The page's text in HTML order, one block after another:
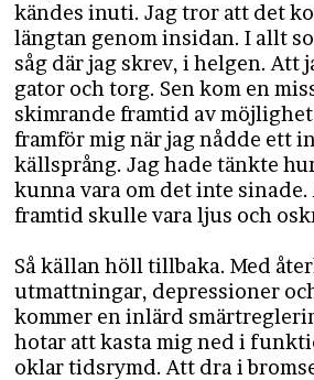
kändes inuti. Jag tror att det
längtan genom insidan. I allt
såg där jag skrev, i helgen. Att
gator och torg. Sen kom en
skimrande framtid av möjlighet
framför mig när jag nådde ett
källsprång. Jag hade tänkte
kunna vara om det inte sinade.
framtid skulle vara ljus och
Så källan höll tillbaka. Med
utmattningar, depressioner
kommer en inlärd
hotar att kasta mig ned i
oklar tidsrymd. Att dra i